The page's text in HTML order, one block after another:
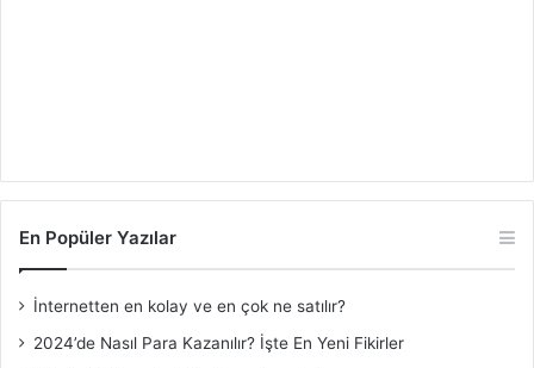
En Popüler Yazılar
İnternetten en kolay ve en çok ne satılır?
2024’de Nasıl Para Kazanılır? İşte En Yeni Fikirler